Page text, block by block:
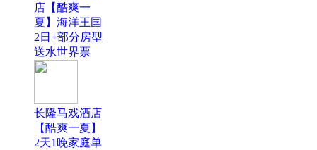
店【酷爽一
夏】海洋王国
2日+部分房型
送水世界票
长隆马戏酒店
【酷爽一夏】
2天1晚家庭单